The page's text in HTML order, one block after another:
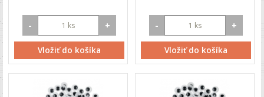
- +
Vložiť do košíka
- +
Vložiť do košíka